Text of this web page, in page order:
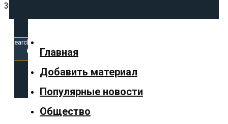
Search Button
✕
Главная
Добавить материал
Популярные новости
Общество
30.04.2026